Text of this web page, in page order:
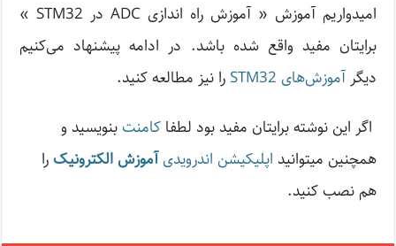
امیدواریم آموزش « آموزش راه اندازی ADC در STM32 »
برایتان مفید واقع شده باشد. در ادامه پیشنهاد می‌کنیم
دیگرآموزش‌های STM32
را نیز مطالعه کنید.
اگر این نوشته‌ برایتان مفید بود لطفاکامنت بنویسید و
همچنین میتوانید اپلیکیشن اندرویدیآموزش الکترونیک را
هم نصب کنید.